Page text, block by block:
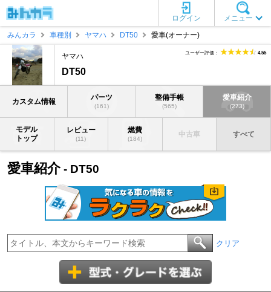
メニュー
ログイン
みんカラ
車種別 ヤマハ DT50 愛車(オーナー)
ヤマハ
DT50
ユーザー評価： 4.55
カスタム情報 パーツ
(161)
整備手帳
(565)
愛車紹介
(273)
モデル
トップ
レビュー
(11)
燃費
(184)
中古車 すべて
愛車紹介- DT50
クリア